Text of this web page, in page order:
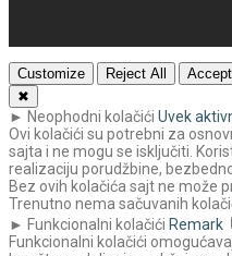
Customize Reject All
✖
► Neophodni kolačići Uvek
Ovi kolačići su potrebni za
sajta i ne mogu se isključiti.
realizaciju porudžbine,
Bez ovih kolačića sajt ne može
Trenutno nema sačuvanih
► Funkcionalni kolačići Remark
Funkcionalni kolačići